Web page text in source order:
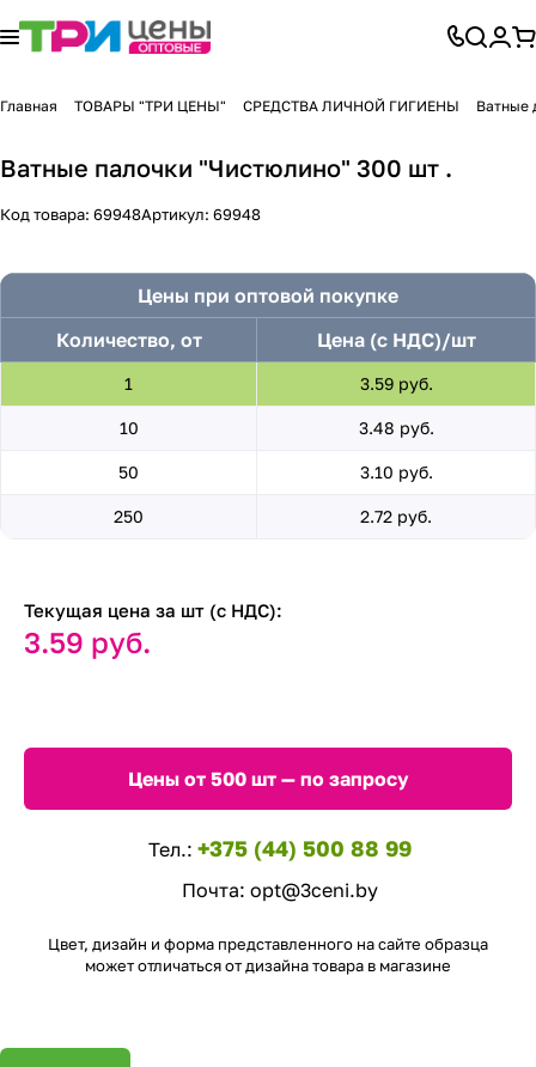
Главная ТОВАРЫ "ТРИ ЦЕНЫ" СРЕДСТВА ЛИЧНОЙ ГИГИЕНЫ Ватные
Ватные палочки "Чистюлино" 300 шт .
Код товара: 69948Артикул: 69948
Цены при оптовой покупке
Количество, от
Цена (с НДС)/шт
1 3.59 руб.
10 3.48 руб.
50 3.10 руб.
250 2.72 руб.
Текущая цена за шт (с НДС):
3.59 руб.
Цены от 500 шт — по запросу
Тел.: +375 (44) 500 88 99
Почта: opt@3ceni.by
Цвет, дизайн и форма представленного на сайте образца
может отличаться от дизайна товара в магазине